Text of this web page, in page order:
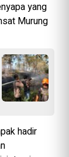
yang
Murung
hadir